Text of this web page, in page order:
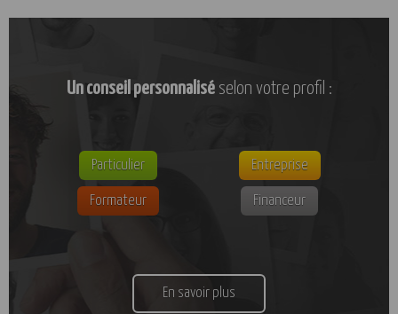
Un conseil personnaliséselon votre profil :
Particulier Entreprise
Formateur Financeur
En savoir plus